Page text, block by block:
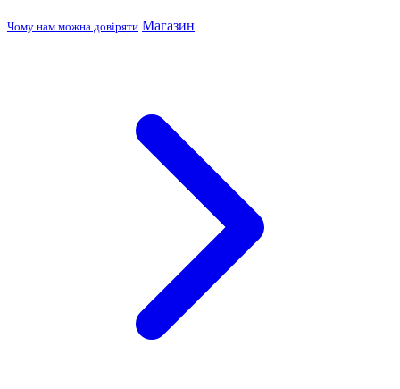
Чому нам можна довіряти Магазин